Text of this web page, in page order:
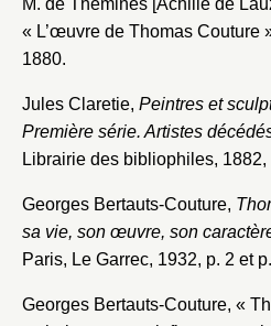
« L’œuvre de Thomas Couture
1880.
Jules Claretie, Peintres et
Première série. Artistes
Librairie des bibliophiles, 1882,
Georges Bertauts-Couture,
sa vie, son œuvre, son
Paris, Le Garrec, 1932, p. 2 et
Georges Bertauts-Couture, «
notice
Nom du dossier
Valider
Connexion
Courriel
Mot de passe